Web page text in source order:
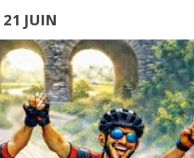
JUIN